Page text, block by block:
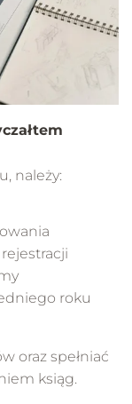
należy:
roku
oraz spełniać
ksiąg.